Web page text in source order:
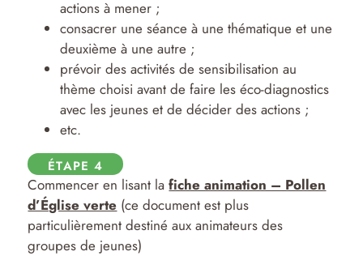
actions à mener ;
consacrer une séance à une thématique et une
deuxième à une autre ;
prévoir des activités de sensibilisation au
thème choisi avant de faire les éco-diagnostics
avec les jeunes et de décider des actions ;
etc.
ÉTAPE 4
Commencer en lisant lafiche animation – Pollen
d’Église verte (ce document est plus
particulièrement destiné aux animateurs des
groupes de jeunes)